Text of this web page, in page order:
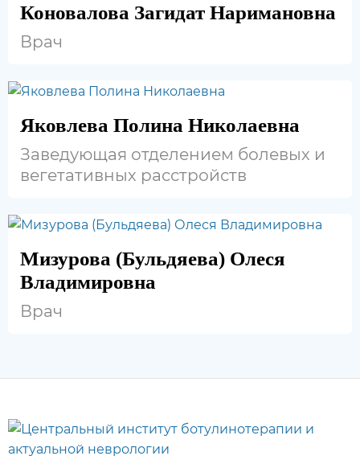
Коновалова Загидат Наримановна
Врач
Яковлева Полина Николаевна
Заведующая отделением болевых и
вегетативных расстройств
Мизурова (Бульдяева) Олеся
Владимировна
Врач